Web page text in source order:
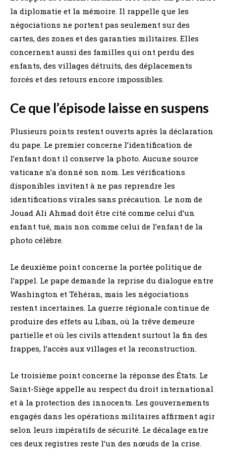
la diplomatie et la mémoire. Il rappelle que les
négociations ne portent pas seulement sur des
cartes, des zones et des garanties militaires. Elles
concernent aussi des familles qui ont perdu des
enfants, des villages détruits, des déplacements
forcés et des retours encore impossibles.
Ce que l’épisode laisse en suspens
Plusieurs points restent ouverts après la déclaration
du pape. Le premier concerne l’identification de
l’enfant dont il conserve la photo. Aucune source
vaticane n’a donné son nom. Les vérifications
disponibles invitent à ne pas reprendre les
identifications virales sans précaution. Le nom de
Jouad Ali Ahmad doit être cité comme celui d’un
enfant tué, mais non comme celui de l’enfant de la
photo célèbre.
Le deuxième point concerne la portée politique de
l’appel. Le pape demande la reprise du dialogue entre
Washington et Téhéran, mais les négociations
restent incertaines. La guerre régionale continue de
produire des effets au Liban, où la trêve demeure
partielle et où les civils attendent surtout la fin des
frappes, l’accès aux villages et la reconstruction.
Le troisième point concerne la réponse des États. Le
Saint-Siège appelle au respect du droit international
et à la protection des innocents. Les gouvernements
engagés dans les opérations militaires affirment agir
selon leurs impératifs de sécurité. Le décalage entre
ces deux registres reste l’un des nœuds de la crise.